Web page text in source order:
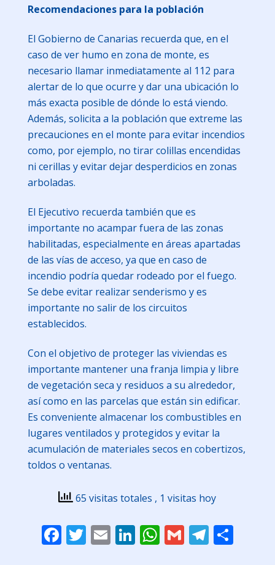
Recomendaciones para la población
El Gobierno de Canarias recuerda que, en el
caso de ver humo en zona de monte, es
necesario llamar inmediatamente al 112 para
alertar de lo que ocurre y dar una ubicación lo
más exacta posible de dónde lo está viendo.
Además, solicita a la población que extreme las
precauciones en el monte para evitar incendios
como, por ejemplo, no tirar colillas encendidas
ni cerillas y evitar dejar desperdicios en zonas
arboladas.
El Ejecutivo recuerda también que es
importante no acampar fuera de las zonas
habilitadas, especialmente en áreas apartadas
de las vías de acceso, ya que en caso de
incendio podría quedar rodeado por el fuego.
Se debe evitar realizar senderismo y es
importante no salir de los circuitos
establecidos.
Con el objetivo de proteger las viviendas es
importante mantener una franja limpia y libre
de vegetación seca y residuos a su alrededor,
así como en las parcelas que están sin edificar.
Es conveniente almacenar los combustibles en
lugares ventilados y protegidos y evitar la
acumulación de materiales secos en cobertizos,
toldos o ventanas.
65 visitas totales , 1 visitas hoy
Facebook
Twitter
EmailLinkedIn
WhatsApp
Gmail